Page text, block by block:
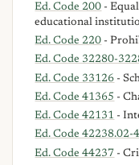
Ed. Code 200 -
educational
Ed. Code 220 -
Ed. Code 32280-
Ed. Code 33126 -
Ed. Code 41365 -
Ed. Code 42131 -
Ed. Code 42238.02-
Ed. Code 44237 -